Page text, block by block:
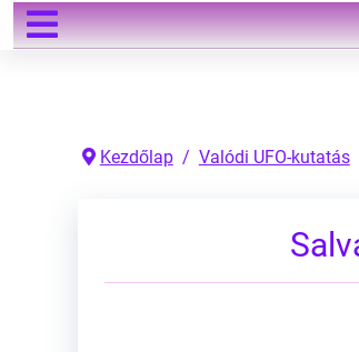
Kezdőlap Valódi UFO-kutatás